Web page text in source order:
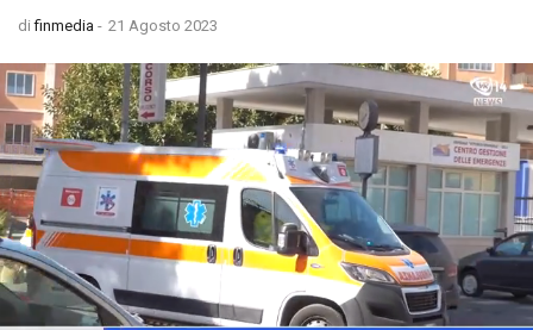
difinmedia - 21 Agosto 2023